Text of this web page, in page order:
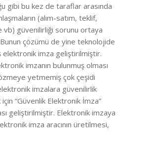
gibi bu kez de taraflar arasında
(alım-satım, teklif,
vb) güvenilirliği sorunu ortaya
Bunun çözümü de yine teknolojide
elektronik imza geliştirilmiştir.
imzanın bulunmuş olması
yetmemiş çok çeşidi
imzalara güvenilirlik
için “Güvenlik Elektronik İmza”
geliştirilmiştir. Elektronik imzaya
imza aracının üretilmesi,